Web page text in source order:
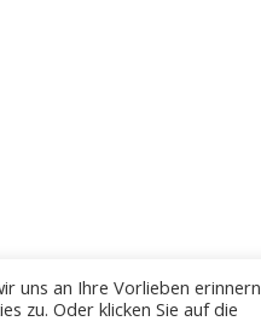
uns an Ihre Vorlieben erinnern
zu. Oder klicken Sie auf die